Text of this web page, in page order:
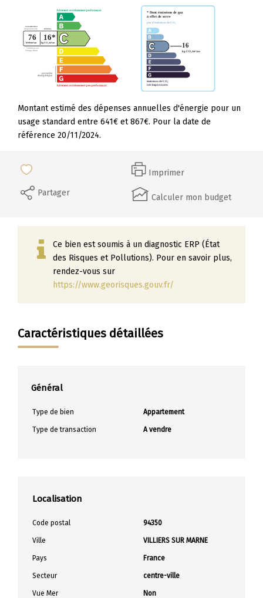
Montant estimé des dépenses annuelles d'énergie pour un
usage standard entre 641€ et 867€. Pour la date de
référence 20/11/2024.
Imprimer
Partager
Calculer mon budget
Ce bien est soumis à un diagnostic ERP (État
des Risques et Pollutions). Pour en savoir plus,
rendez-vous sur
https://www.georisques.gouv.fr/
Caractéristiques détaillées
Général
Type de bien Appartement
Type de transaction A vendre
Localisation
Code postal 94350
Ville VILLIERS SUR MARNE
Pays France
Secteur centre-ville
Vue Mer Non